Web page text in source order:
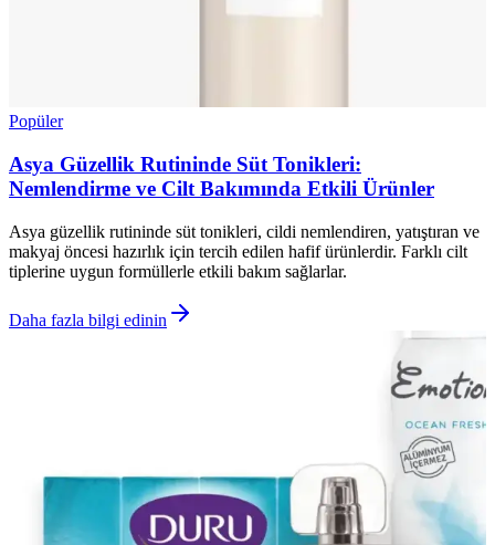
Popüler
Asya Güzellik Rutininde Süt Tonikleri:
Nemlendirme ve Cilt Bakımında Etkili Ürünler
Asya güzellik rutininde süt tonikleri, cildi nemlendiren, yatıştıran ve
makyaj öncesi hazırlık için tercih edilen hafif ürünlerdir. Farklı cilt
tiplerine uygun formüllerle etkili bakım sağlarlar.
Daha fazla bilgi edinin